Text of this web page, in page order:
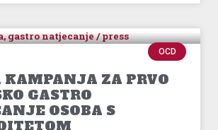
OCD
KAMPANJA ZA PRVO
GASTRO
OSOBA S